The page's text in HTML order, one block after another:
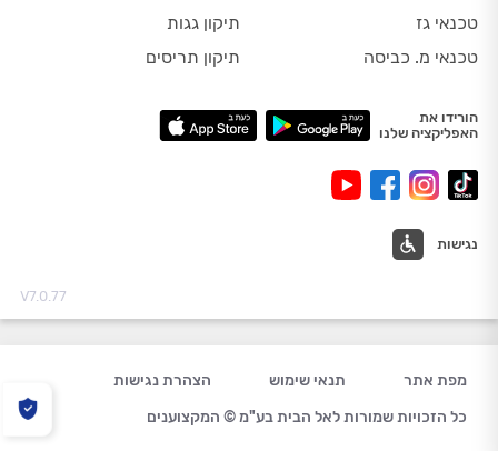
טכנאי גז
טכנאי מ. כביסה
תיקון גגות
תיקון תריסים
הורידו את
האפליקציה שלנו
נגישות
V7.0.77
מפת אתר תנאי שימוש
הצהרת נגישות
כל הזכויות שמורות לאל הבית בע"מ © המקצוענים